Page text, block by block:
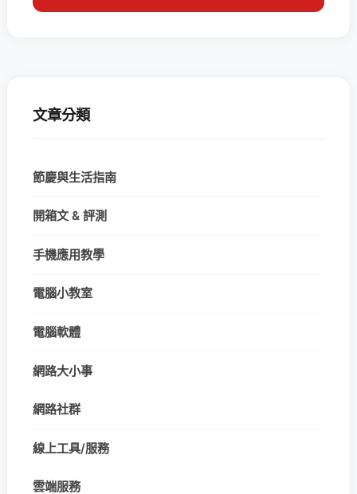
文章分類
節慶與生活指南
開箱文 & 評測
手機應用教學
電腦小教室
電腦軟體
網路大小事
網路社群
線上工具/服務
雲端服務